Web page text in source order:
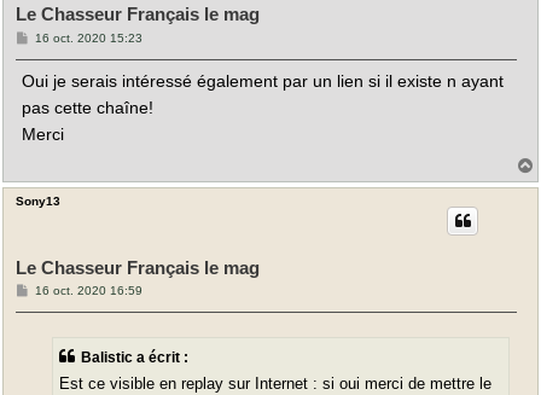
Le Chasseur Français le mag
M
s
g
16 oct. 2020 15:23
Oui je serais intéressé également par un lien si il existe n ayant
pas cette chaîne!
Merci
Sony13
Le Chasseur Français le mag
M
16 oct. 2020 16:59
Balistic a écrit :
Est ce visible en replay sur Internet : si oui merci de mettre le